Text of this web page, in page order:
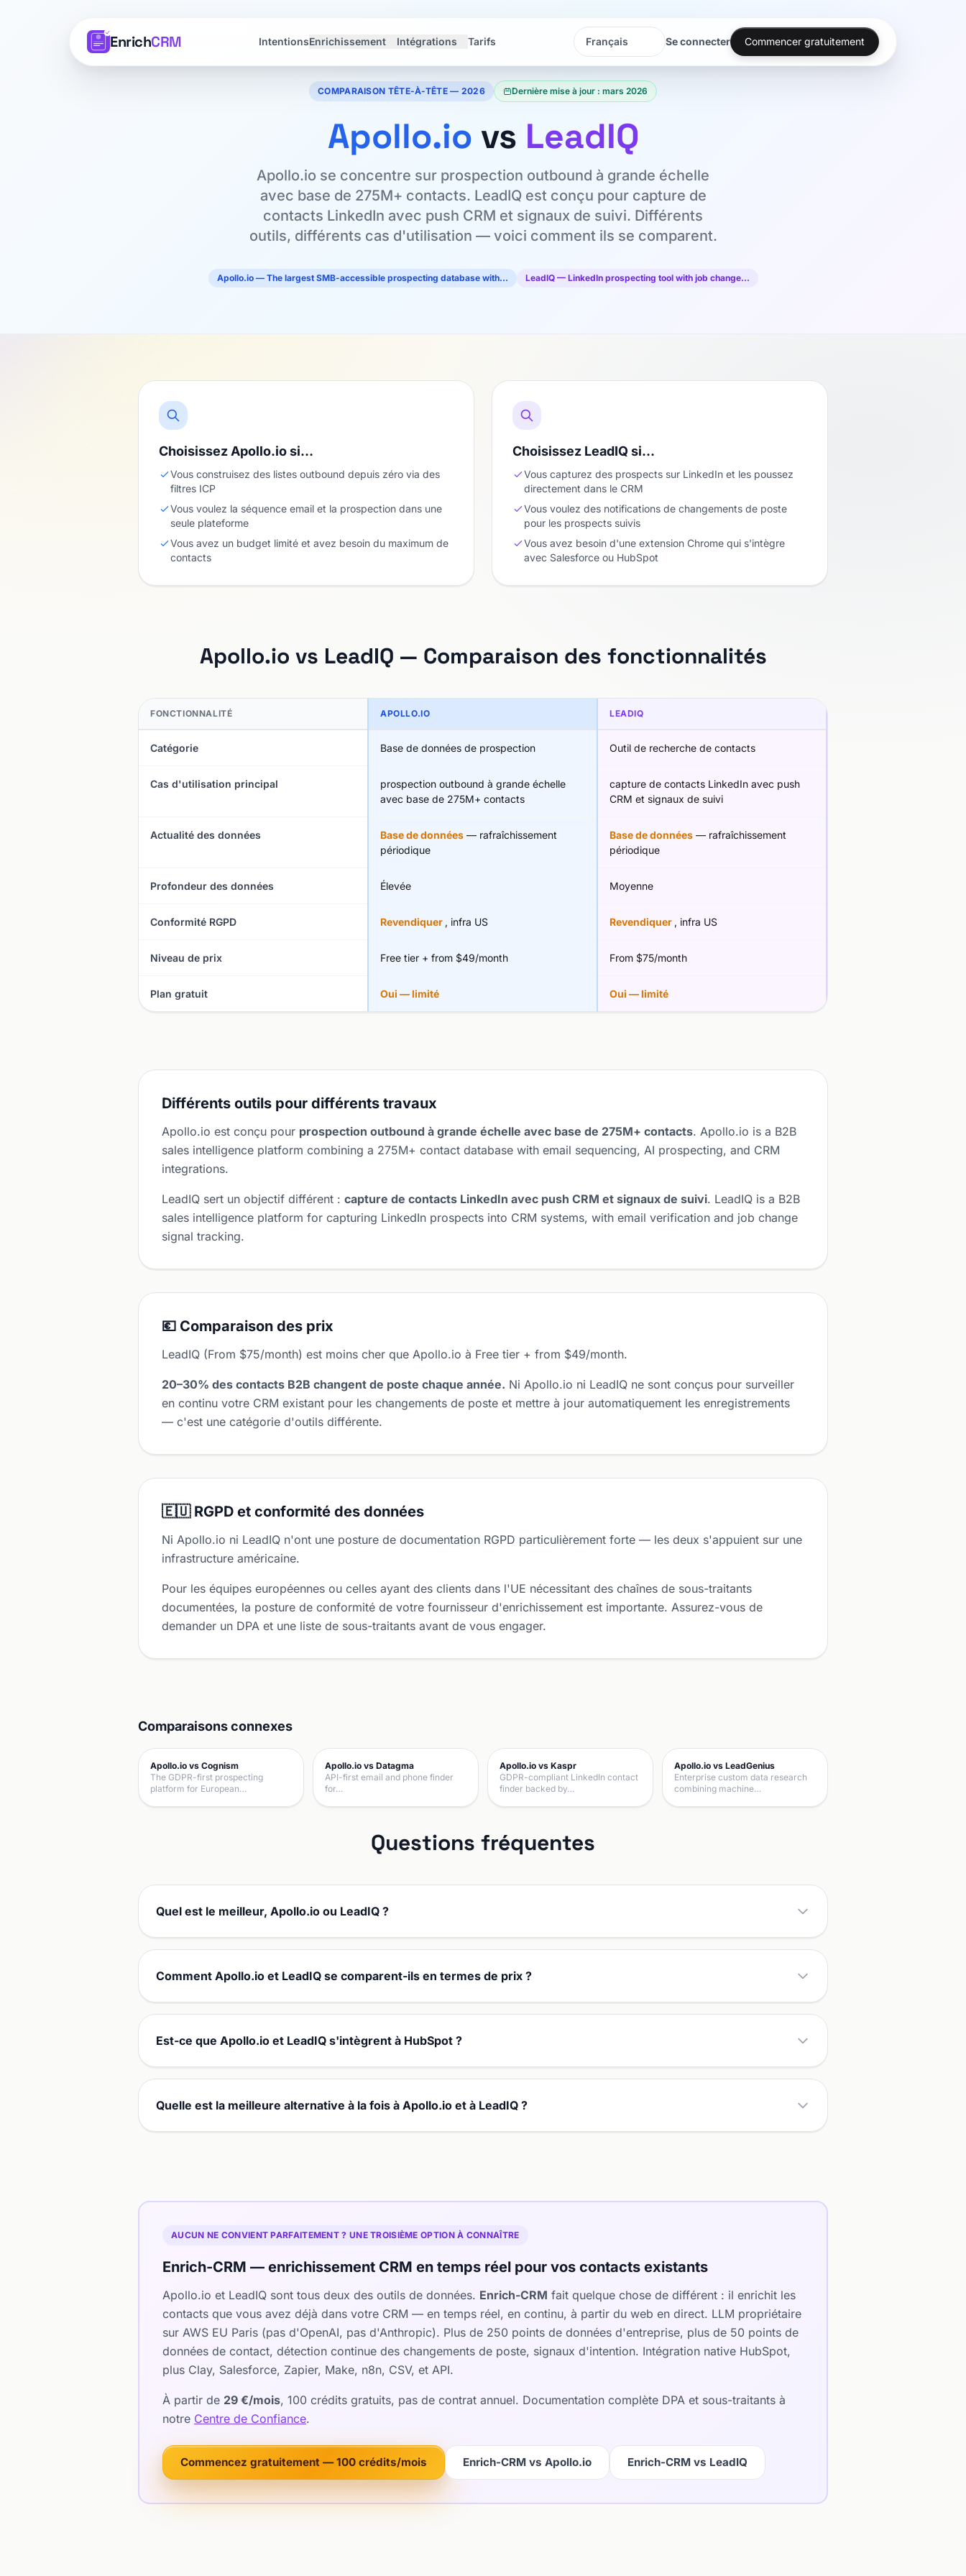
EnrichCRM IntentionsEnrichissement Intégrations Tarifs
Langue
Langue
Se connecter Commencer gratuitement
COMPARAISON TÊTE-À-TÊTE — 2026 Dernière mise à jour : mars 2026
Apollo.io vs LeadIQ
Apollo.io se concentre sur prospection outbound à grande échelle
avec base de 275M+ contacts. LeadIQ est conçu pour capture de
contacts LinkedIn avec push CRM et signaux de suivi. Différents
outils, différents cas d'utilisation — voici comment ils se comparent.
Apollo.io — The largest SMB-accessible prospecting database with… LeadIQ — LinkedIn prospecting tool with job change…
Choisissez Apollo.io si…
Vous construisez des listes outbound depuis zéro via des
filtres ICP
Vous voulez la séquence email et la prospection dans une
seule plateforme
Vous avez un budget limité et avez besoin du maximum de
contacts
Choisissez LeadIQ si…
Vous capturez des prospects sur LinkedIn et les poussez
directement dans le CRM
Vous voulez des notifications de changements de poste
pour les prospects suivis
Vous avez besoin d'une extension Chrome qui s'intègre
avec Salesforce ou HubSpot
Apollo.io vs LeadIQ — Comparaison des fonctionnalités
FONCTIONNALITÉ APOLLO.IO LEADIQ
Catégorie Base de données de prospection Outil de recherche de contacts
Cas d'utilisation principal
prospection outbound à grande échelle
avec base de 275M+ contacts
capture de contacts LinkedIn avec push
CRM et signaux de suivi
Actualité des données Base de données — rafraîchissement
périodique
Base de données — rafraîchissement
périodique
Profondeur des données Élevée Moyenne
Conformité RGPD Revendiquer , infra US Revendiquer , infra US
Niveau de prix Free tier + from $49/month From $75/month
Plan gratuit Oui — limité Oui — limité
Différents outils pour différents travaux
Apollo.io est conçu pour prospection outbound à grande échelle avec base de 275M+ contacts. Apollo.io is a B2B
sales intelligence platform combining a 275M+ contact database with email sequencing, AI prospecting, and CRM
integrations.
LeadIQ sert un objectif différent : capture de contacts LinkedIn avec push CRM et signaux de suivi. LeadIQ is a B2B
sales intelligence platform for capturing LinkedIn prospects into CRM systems, with email verification and job change
signal tracking.
💶 Comparaison des prix
LeadIQ (From $75/month) est moins cher que Apollo.io à Free tier + from $49/month.
20–30% des contacts B2B changent de poste chaque année. Ni Apollo.io ni LeadIQ ne sont conçus pour surveiller
en continu votre CRM existant pour les changements de poste et mettre à jour automatiquement les enregistrements
— c'est une catégorie d'outils différente.
🇪🇺 RGPD et conformité des données
Ni Apollo.io ni LeadIQ n'ont une posture de documentation RGPD particulièrement forte — les deux s'appuient sur une
infrastructure américaine.
Pour les équipes européennes ou celles ayant des clients dans l'UE nécessitant des chaînes de sous-traitants
documentées, la posture de conformité de votre fournisseur d'enrichissement est importante. Assurez-vous de
demander un DPA et une liste de sous-traitants avant de vous engager.
Comparaisons connexes
Apollo.io vs Cognism
The GDPR-first prospecting
platform for European…
Apollo.io vs Datagma
API-first email and phone finder
for…
Apollo.io vs Kaspr
GDPR-compliant LinkedIn contact
finder backed by…
Apollo.io vs LeadGenius
Enterprise custom data research
combining machine…
Questions fréquentes
Quel est le meilleur, Apollo.io ou LeadIQ ?
Comment Apollo.io et LeadIQ se comparent-ils en termes de prix ?
Est-ce que Apollo.io et LeadIQ s'intègrent à HubSpot ?
Quelle est la meilleure alternative à la fois à Apollo.io et à LeadIQ ?
AUCUN NE CONVIENT PARFAITEMENT ? UNE TROISIÈME OPTION À CONNAÎTRE
Enrich-CRM — enrichissement CRM en temps réel pour vos contacts existants
Apollo.io et LeadIQ sont tous deux des outils de données. Enrich-CRM fait quelque chose de différent : il enrichit les
contacts que vous avez déjà dans votre CRM — en temps réel, en continu, à partir du web en direct. LLM propriétaire
sur AWS EU Paris (pas d'OpenAI, pas d'Anthropic). Plus de 250 points de données d'entreprise, plus de 50 points de
données de contact, détection continue des changements de poste, signaux d'intention. Intégration native HubSpot,
plus Clay, Salesforce, Zapier, Make, n8n, CSV, et API.
À partir de 29 €/mois, 100 crédits gratuits, pas de contrat annuel. Documentation complète DPA et sous-traitants à
notre Centre de Confiance.
Commencez gratuitement — 100 crédits/mois Enrich-CRM vs Apollo.io Enrich-CRM vs LeadIQ